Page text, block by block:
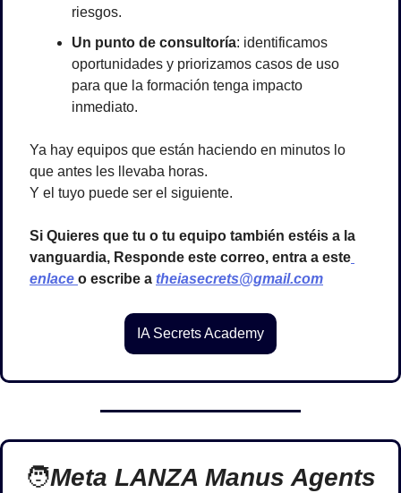
riesgos.
Un punto de consultoría: identificamos
oportunidades y priorizamos casos de uso
para que la formación tenga impacto
inmediato.
Ya hay equipos que están haciendo en minutos lo
que antes les llevaba horas.
Y el tuyo puede ser el siguiente.
Si Quieres que tu o tu equipo también estéis a la
vanguardia, Responde este correo, entra a este
enlace o escribe a theiasecrets@gmail.com
IA Secrets Academy
🧑Meta LANZA Manus Agents